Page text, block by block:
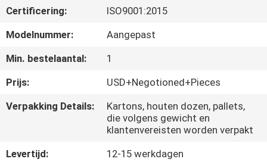
FABRIEKSREIS
KWALITEITSCONTROLE
CONTACTEER
Certificering:
ISO9001:2015
Modelnummer:
Aangepast
Min. bestelaantal:
1
Prijs:
USD+Negotioned+Pieces
Verpakking Details:
Kartons, houten dozen, pallets,
die volgens gewicht en
klantenvereisten worden verpakt
Levertijd:
12-15 werkdagen